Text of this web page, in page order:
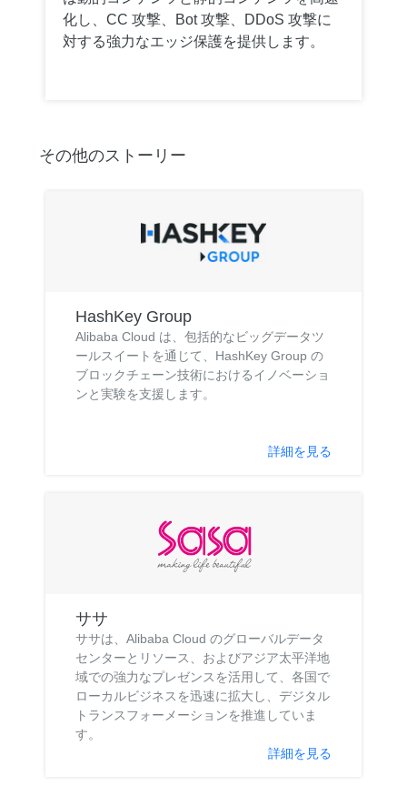
化し、CC 攻撃、Bot 攻撃、DDoS 攻撃に
対する強力なエッジ保護を提供します。
その他のストーリー
HashKey Group
Alibaba Cloud は、包括的なビッグデータツ
ールスイートを通じて、HashKey Group の
ブロックチェーン技術におけるイノベーショ
ンと実験を支援します。
詳細を見る
ササ
ササは、Alibaba Cloud のグローバルデータ
センターとリソース、およびアジア太平洋地
域での強力なプレゼンスを活用して、各国で
ローカルビジネスを迅速に拡大し、デジタル
トランスフォーメーションを推進していま
す。
詳細を見る